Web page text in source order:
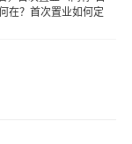
在？首次置业如何定